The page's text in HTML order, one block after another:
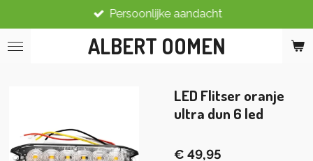
direct
naar
ALBERT OOMEN
Persoonlijke aandacht
LED Flitser oranje
ultra dun 6 led
€ 49,95